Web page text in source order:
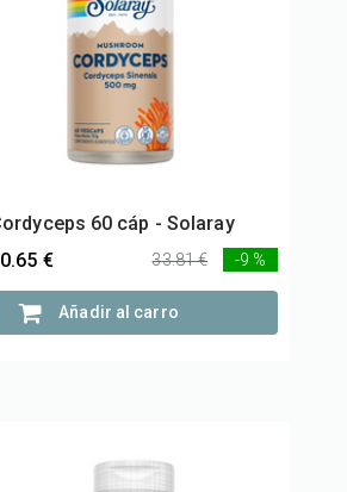
60 cáp - Solaray
€
33.81 € -9 %
Añadir al carro